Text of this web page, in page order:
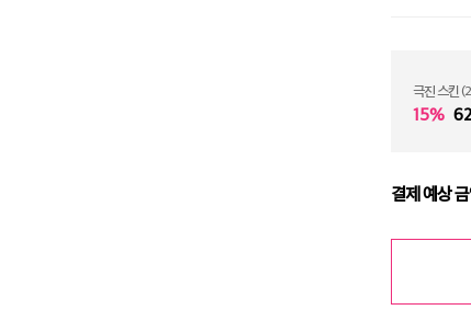
극진 스킨
15%
결제 예상